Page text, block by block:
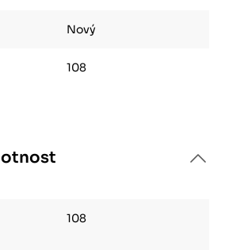
Nový
108
108